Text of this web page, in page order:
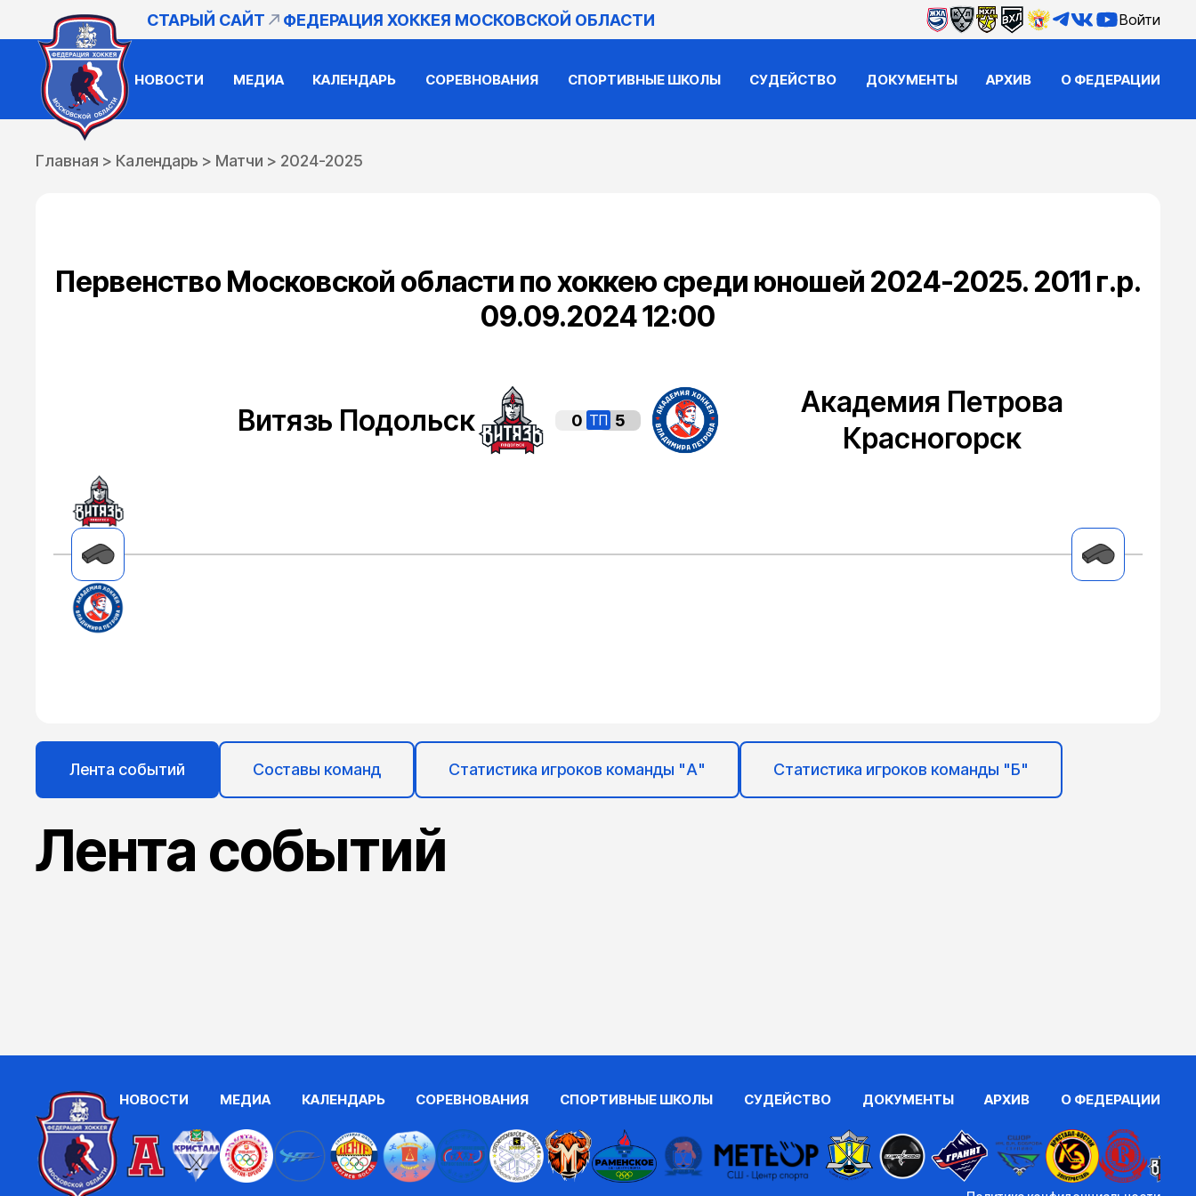
СТАРЫЙ САЙТ ФЕДЕРАЦИЯ ХОККЕЯ МОСКОВСКОЙ ОБЛАСТИ Войти
НОВОСТИ МЕДИА КАЛЕНДАРЬ СОРЕВНОВАНИЯ СПОРТИВНЫЕ ШКОЛЫ СУДЕЙСТВО ДОКУМЕНТЫ АРХИВ О ФЕДЕРАЦИИ
Главная > Календарь > Матчи > 2024-2025
Первенство Московской области по хоккею среди юношей 2024-2025. 2011 г.р.
09.09.2024 12:00
Витязь Подольск 0 ТП 5
Академия Петрова
Красногорск
Лента событий Составы команд Статистика игроков команды "А" Статистика игроков команды "Б"
Лента событий
НОВОСТИ МЕДИА КАЛЕНДАРЬ СОРЕВНОВАНИЯ СПОРТИВНЫЕ ШКОЛЫ СУДЕЙСТВО ДОКУМЕНТЫ АРХИВ О ФЕДЕРАЦИИ